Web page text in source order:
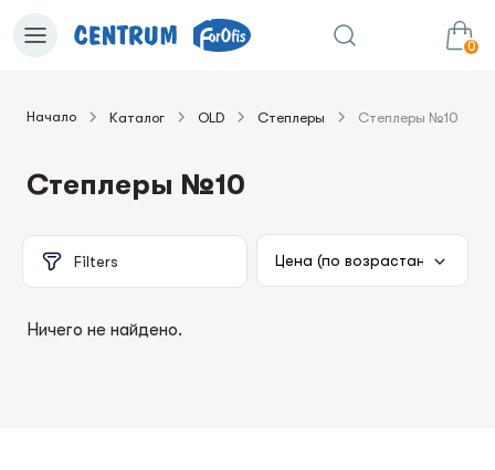
0
Начало Каталог OLD Степлеры Степлеры №10
Степлеры №10
Filters
Ничего не найдено.